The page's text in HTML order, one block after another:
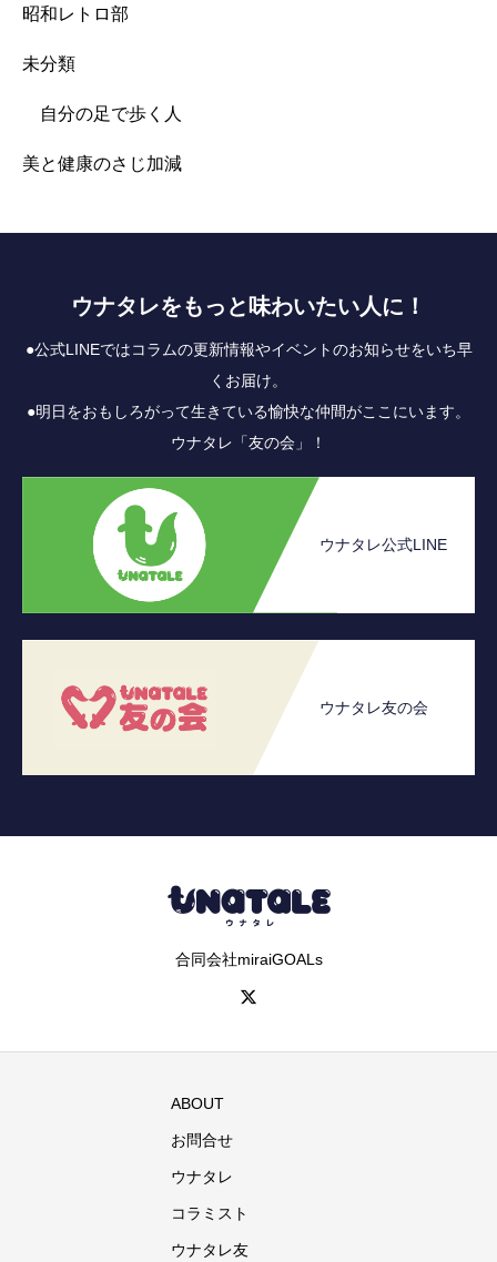
昭和レトロ部
未分類
自分の足で歩く人
美と健康のさじ加減
ウナタレをもっと味わいたい人に！
●公式LINEではコラムの更新情報やイベントのお知らせをいち早
くお届け。
●明日をおもしろがって生きている愉快な仲間がここにいます。
ウナタレ「友の会」！
ウナタレ公式LINE
ウナタレ友の会
合同会社miraiGOALs
ABOUT
お問合せ
ウナタレ
コラミスト
ウナタレ友